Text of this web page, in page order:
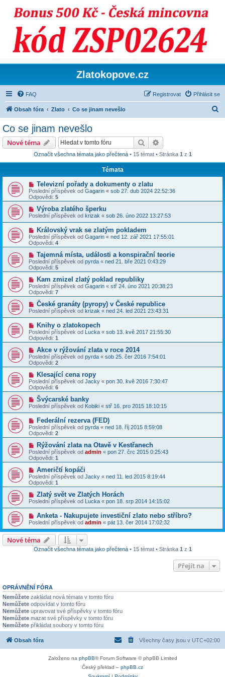
Zlatokopove.cz
FAQ Přihlásit se
Registrovat
Obsah fóra Zlato Co se jinam nevešlo
Co se jinam nevešlo
Nové téma Hledat
Označit všechna témata jako přečtená• 15 témat • Stránka 1 z 1
Témata
Televizní pořady a dokumenty o zlatu
Poslední příspěvek od Gagarin « sob 27. dub 2024 22:52:36
Odpovědi: 5
Výroba zlatého šperku
Poslední příspěvek od krizak « sob 26. úno 2022 13:27:53
Královský vrak se zlatým pokladem
Poslední příspěvek od Gagarin « ned 12. zář 2021 17:55:01
Odpovědi: 4
Tajemná místa, události a konspirační teorie
Poslední příspěvek od pyrda « ned 21. bře 2021 0:43:29
Odpovědi: 5
Kam zmizel zlatý poklad republiky
Poslední příspěvek od Gagarin « stř 24. úno 2021 20:38:23
Odpovědi: 7
České granáty (pyropy) v České republice
Poslední příspěvek od krizak « ned 24. led 2021 23:43:31
Knihy o zlatokopech
Poslední příspěvek od Lucka « sob 13. kvě 2017 21:55:30
Odpovědi: 1
Akce v rýžování zlata v roce 2014
Poslední příspěvek od pyrda « sob 25. čer 2016 7:54:01
Odpovědi: 2
Klesající cena ropy
Poslední příspěvek od Jacky « pon 30. kvě 2016 7:30:47
Odpovědi: 6
Švýcarské banky
Poslední příspěvek od Kobiki « stř 16. pro 2015 18:10:15
Federální rezerva (FED)
Poslední příspěvek od pyrda « ned 18. říj 2015 8:59:08
Odpovědi: 2
Rýžování zlata na Otavě v Kestřanech
Poslední příspěvek od admin « pon 27. črc 2015 0:25:43
Odpovědi: 1
Američtí kopáči
Poslední příspěvek od Jacky « ned 11. led 2015 8:19:44
Odpovědi: 1
Zlatý svět ve Zlatých Horách
Poslední příspěvek od Lucka « pon 18. srp 2014 14:15:02
Anketa - Nakupujete investiční zlato nebo stříbro?
Poslední příspěvek od admin « pát 13. čer 2014 17:02:32
Nové téma
Označit všechna témata jako přečtená• 15 témat • Stránka 1 z 1
Přejít na
OPRÁVNĚNÍ FÓRA
Nemůžete zakládat nová témata v tomto fóru
Nemůžete odpovídat v tomto fóru
Nemůžete upravovat své příspěvky v tomto fóru
Nemůžete mazat své příspěvky v tomto fóru
Nemůžete přikládat soubory v tomto fóru
Obsah fóra Všechny časy jsou v UTC+02:00
Založeno na phpBB® Forum Software © phpBB Limited
Český překlad – phpBB.cz